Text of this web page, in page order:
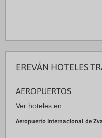
EREVÁN HOTELES
AEROPUERTOS
Ver hoteles en:
Aeropuerto Internacional de